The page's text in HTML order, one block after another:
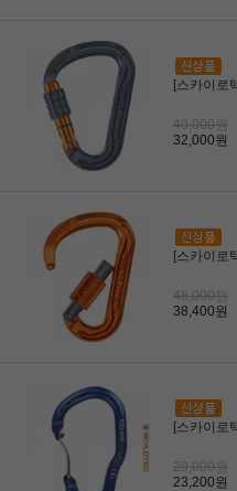
[스카이로
40,000원
32,000원
[스카이로
48,000원
38,400원
[스카이로
29,000원
23,200원